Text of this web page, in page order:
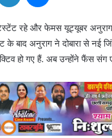
रहे और फेमस यूट्यूबर अनुराग
बाद अनुराग ने दोबारा से नई
हो गए हैं. अब उन्होंने फैंस संग